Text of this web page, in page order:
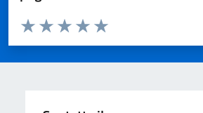
Domanda
Valuta da 1 a 5 stelle la pagina
Valuta 5 stelle su 5
Valuta 4 stelle su 5
Valuta 3 stelle su 5
Valuta 2 stelle su 5
Valuta 1 stelle su 5